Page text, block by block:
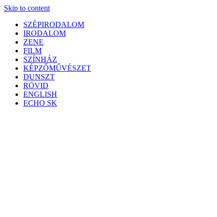
Skip to content
SZÉPIRODALOM
IRODALOM
ZENE
FILM
SZÍNHÁZ
KÉPZŐMŰVÉSZET
DUNSZT
RÖVID
ENGLISH
ECHO SK